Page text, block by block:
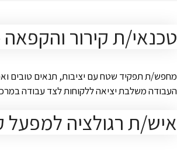
טכנאי/ת קירור
מחפש/ת תפקיד שטח עם יציבות, תנאים טובים
העבודה משלבת יציאה ללקוחות לצד עבודה
איש/ת רגולציה למפעל